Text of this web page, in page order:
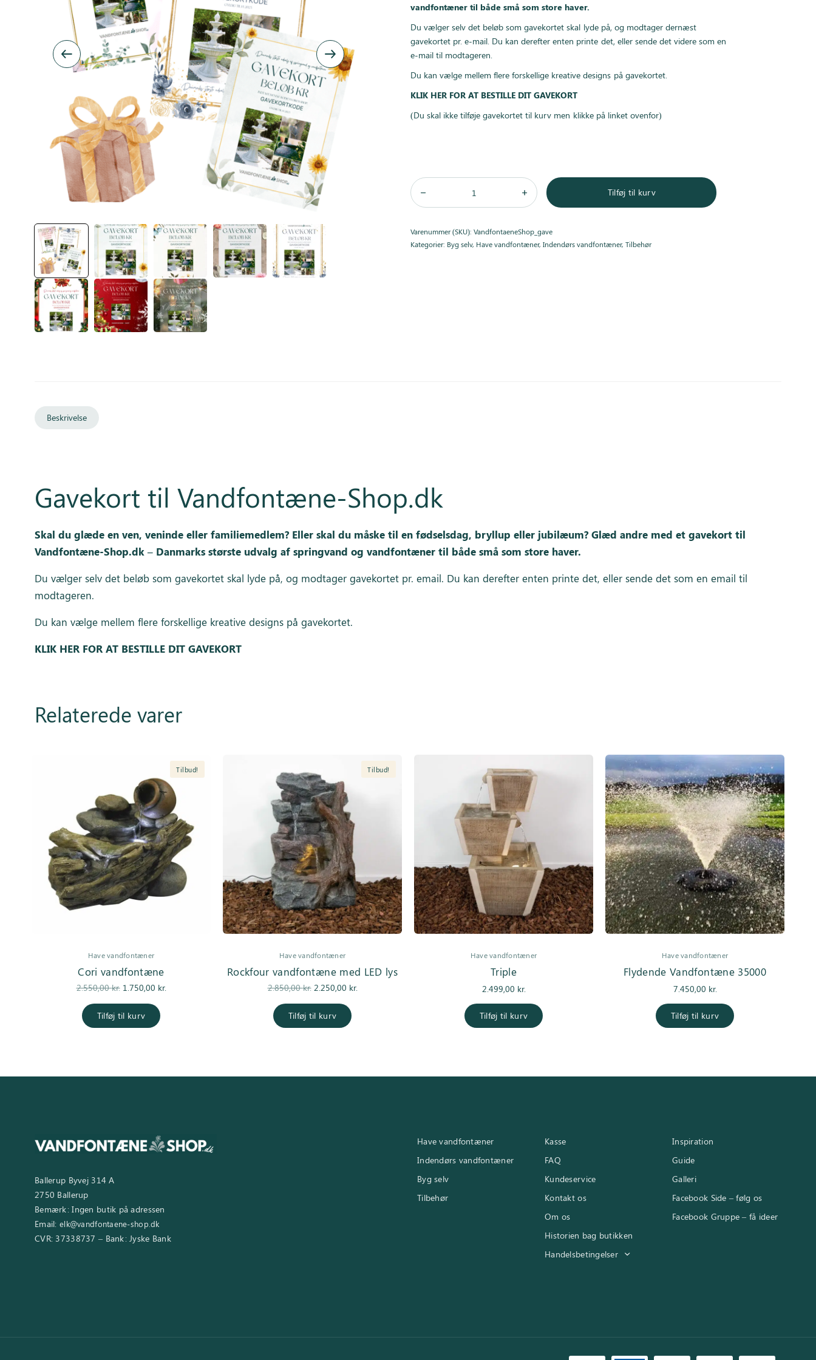
vandfontæner til både små som store haver.
Du vælger selv det beløb som gavekortet skal lyde på, og modtager dernæst
gavekortet pr. e-mail. Du kan derefter enten printe det, eller sende det videre som en
e-mail til modtageren.
Du kan vælge mellem flere forskellige kreative designs på gavekortet.
KLIK HER FOR AT BESTILLE DIT GAVEKORT
(Du skal ikke tilføje gavekortet til kurv men klikke på linket ovenfor)
Tilføj til kurv
Varenummer (SKU):VandfontaeneShop_gave
Kategorier: Byg selv, Have vandfontæner,Indendørs vandfontæner,Tilbehør
Beskrivelse
Gavekort til Vandfontæne-Shop.dk
Skal du glæde en ven, veninde eller familiemedlem? Eller skal du måske til en fødselsdag, bryllup eller jubilæum? Glæd andre med et gavekort til
Vandfontæne-Shop.dk – Danmarks største udvalg af springvand og vandfontæner til både små som store haver.
Du vælger selv det beløb som gavekortet skal lyde på, og modtager gavekortet pr. email. Du kan derefter enten printe det, eller sende det som en email til
modtageren.
Du kan vælge mellem flere forskellige kreative designs på gavekortet.
KLIK HER FOR AT BESTILLE DIT GAVEKORT
Relaterede varer
Tilbud!
Have vandfontæner
Cori vandfontæne
2.550,00kr.
Den
oprindelige
pris var:
2.550,00 kr..
1.750,00 kr.
Tilføj til kurv
Tilbud!
Have vandfontæner
Rockfour vandfontæne med LED lys
2.850,00kr.
Den
oprindelige
pris var:
2.850,00 kr..
2.250,00 kr.
Tilføj til kurv
Have vandfontæner
Triple
2.499,00 kr.
Tilføj til kurv
Have vandfontæner
Flydende Vandfontæne 35000
7.450,00 kr.
Tilføj til kurv
Ballerup Byvej 314 A
2750 Ballerup
Bemærk: Ingen butik på adressen
Email: elk@vandfontaene-shop.dk
CVR: 37338737 – Bank: Jyske Bank
Have vandfontæner
Indendørs vandfontæner
Byg selv
Tilbehør
Kasse
FAQ
Kundeservice
Kontakt os
Om os
Historien bag butikken
Handelsbetingelser
Inspiration
Guide
Galleri
Facebook Side – følg os
Facebook Gruppe – få ideer